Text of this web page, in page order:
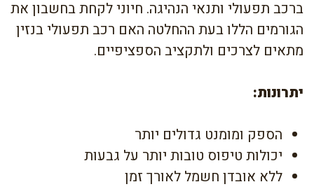
ברכב תפעולי ותנאי הנהיגה. חיוני לקחת בחשבון את
הגורמים הללו בעת ההחלטה האם רכב תפעולי בנזין
מתאים לצרכים ולתקציב הספציפיים.
יתרונות:
הספק ומומנט גדולים יותר
יכולות טיפוס טובות יותר על גבעות
ללא אובדן חשמל לאורך זמן